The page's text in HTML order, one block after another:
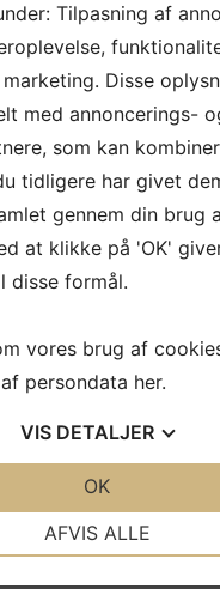
A.
11, St
K
33 22
Når du
Andersen
– Fragt fra
over 499 kr
– Hurtig
hverdage)
– Altid 30
fortrydelsesret
Værd at vide
–
–Rensning af
–Mere om
–
Tilpasning af
Disse
med annoncerings-
som kan
tidligere har givet
gennem din brug
at klikke på 'OK'
disse formål.
vores brug af
persondata her.
VIS DETALJER
AFVIS ALLE
OK